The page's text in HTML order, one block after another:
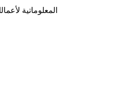
المعلوماتية